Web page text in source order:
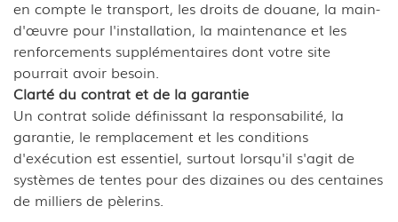
en compte le transport, les droits de douane, la main-
d'œuvre pour l'installation, la maintenance et les
renforcements supplémentaires dont votre site
pourrait avoir besoin.
Clarté du contrat et de la garantie
Un contrat solide définissant la responsabilité, la
garantie, le remplacement et les conditions
d'exécution est essentiel, surtout lorsqu'il s'agit de
systèmes de tentes pour des dizaines ou des centaines
de milliers de pèlerins.